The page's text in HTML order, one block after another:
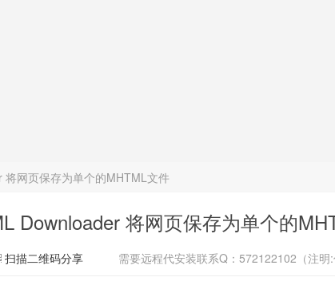
将网页保存为单个的MHTML文件
Downloader 将网页保存为单个的
扫描二维码分享 需要远程代安装联系Q：572122102（注明: